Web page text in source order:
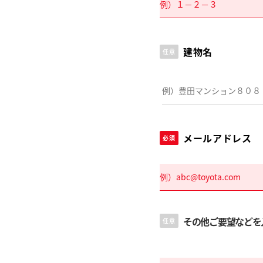
任意 建物名
必須 メールアドレス
任意 その他ご要望など